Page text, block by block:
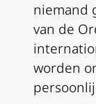
niemand
van de
worden